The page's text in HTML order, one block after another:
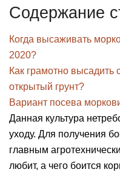
Содержание
Когда высаживать
2020?
Как грамотно
открытый грунт?
Вариант посева
Данная культура
уходу. Для получения
главным
любит, а чего боится